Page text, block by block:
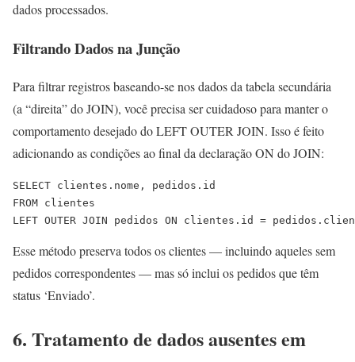
dados processados.
Filtrando Dados na Junção
Para filtrar registros baseando-se nos dados da tabela secundária
(a “direita” do JOIN), você precisa ser cuidadoso para manter o
comportamento desejado do LEFT OUTER JOIN. Isso é feito
adicionando as condições ao final da declaração ON do JOIN:
SELECT clientes.nome, pedidos.id
FROM clientes
LEFT OUTER JOIN pedidos ON clientes.id =
Esse método preserva todos os clientes — incluindo aqueles sem
pedidos correspondentes — mas só inclui os pedidos que têm
status ‘Enviado’.
6. Tratamento de dados ausentes em